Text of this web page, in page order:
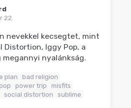
22.
nevekkel kecsegtet, mint
Distortion, Iggy Pop, a
megannyi nyalánkság.
plan
bad religion
power trip
misfits
social distortion
sublime